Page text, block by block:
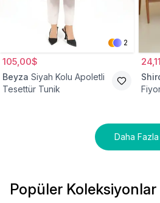
2
105,00$
Beyza Siyah Kolu Apoletli
Tesettür Tunik
Daha Fazla
Popüler Koleksiyonlar